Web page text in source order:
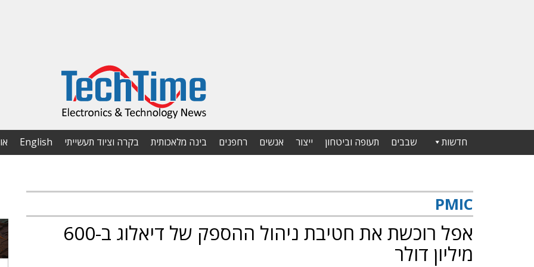
חדשות שבבים תעופה וביטחון ייצור אנשים רחפנים בינה מלאכותית בקרה וציוד תעשייתי English
PMIC
אפל רוכשת את חטיבת ניהול ההספק של דיאלוג ב-600
מיליון דולר